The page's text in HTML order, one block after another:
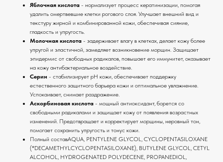
Яблочная кислота - нормализует процесс кератинизации, помогая
удалить омертвевшие клетки рогового слоя. Улучшает внешний вид и
текстуру жирной и комбинированной кожи, обеспечивая сияние,
гладкость и упругость.
Молочная кислота - задерживает влагу в клетках, делает кожу более
упругой и эластичной, замедляет возникновение морщин. Защищает
эпидермис от свободных радикалов, повышает его иммунитет, оказывает
на кожу антибактериальное воздействие.
Серин - стабилизирует pH кожи, обеспечивает поддержку
естественного защитного барьера кожи и оптимальное увлажнение.
Успокаивает, снимает раздражение.
Аскорбиновая кислота - мощный антиоксидант, борется со
свободными радикалами и защищает кожу от появления возрастных
изменений. Предотвращает и корректирует морщины, неровный тон,
помогает сохранить упругость и тонус кожи.
Полный составAQUA, PENTYLENE GLYCOL, CYCLOPENTASILOXANE
(*DECAMETHYLCYCLOPENTASILOXANE), BUTYLENE GLYCOL, CETYL
ALCOHOL, HYDROGENATED POLYDECENE, PROPANEDIOL,